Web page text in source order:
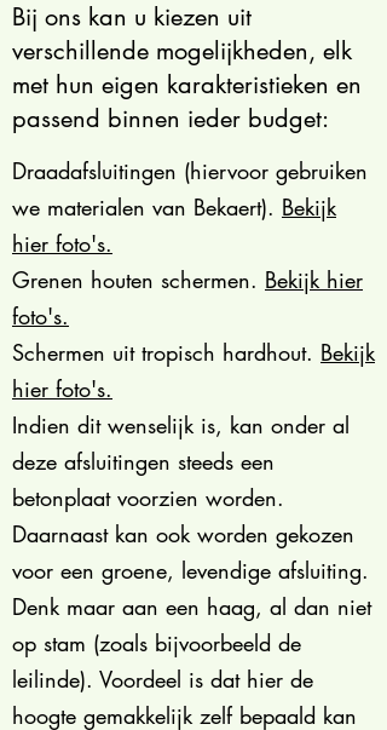
Bij ons kan u kiezen uit
verschillende mogelijkheden, elk
met hun eigen karakteristieken en
passend binnen ieder budget:
Draadafsluitingen (hiervoor gebruiken
we materialen van Bekaert). Bekijk
hier foto's.
Grenen houten schermen. Bekijk hier
foto's.
Schermen uit tropisch hardhout. Bekijk
hier foto's.
Indien dit wenselijk is, kan onder al
deze afsluitingen steeds een
betonplaat voorzien worden.
Daarnaast kan ook worden gekozen
voor een groene, levendige afsluiting.
Denk maar aan een haag, al dan niet
op stam (zoals bijvoorbeeld de
leilinde). Voordeel is dat hier de
hoogte gemakkelijk zelf bepaald kan